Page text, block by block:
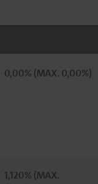
0,00% (MAX. 0,00%)
1,120% (MAX.